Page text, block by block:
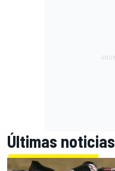
Últimas noticias